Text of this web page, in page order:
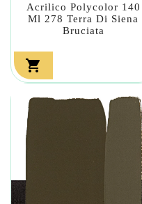
Acrilico Polycolor 140
Ml 278 Terra Di Siena
Bruciata
